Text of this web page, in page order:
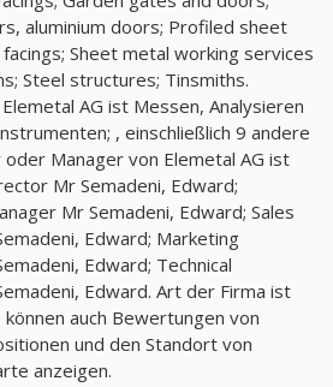
aluminium doors; Profiled sheet
Sheet metal working services
Steel structures; Tinsmiths.
AG ist Messen, Analysieren
, einschließlich 9 andere
Manager von Elemetal AG ist
Mr Semadeni, Edward;
Mr Semadeni, Edward; Sales
Edward; Marketing
Edward; Technical
Edward. Art der Firma ist
können auch Bewertungen von
und den Standort von
anzeigen.